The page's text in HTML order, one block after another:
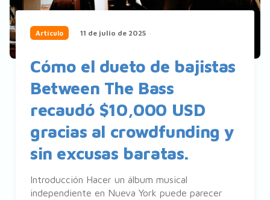
Artículo 11 de julio de 2025
Cómo el dueto de bajistas
Between The Bass
recaudó $10,000 USD
gracias al crowdfunding y
sin excusas baratas.
Introducción Hacer un álbum musical
independiente en Nueva York puede parecer